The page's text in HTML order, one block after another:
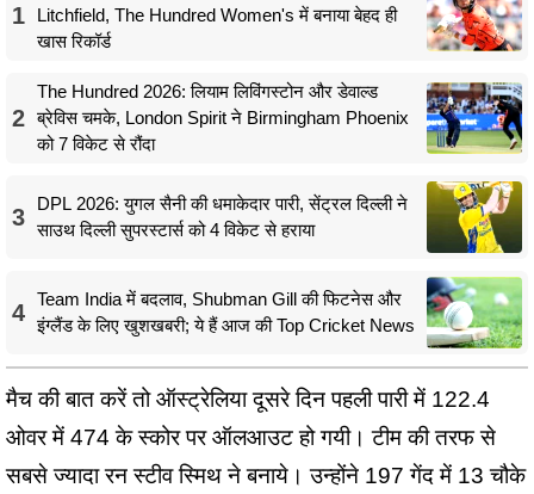
1
Litchfield, The Hundred Women's में बनाया बेहद ही
खास रिकॉर्ड
2
The Hundred 2026: लियाम लिविंगस्टोन और डेवाल्ड
ब्रेविस चमके, London Spirit ने Birmingham Phoenix
को 7 विकेट से रौंदा
3
DPL 2026: युगल सैनी की धमाकेदार पारी, सेंट्रल दिल्ली ने
साउथ दिल्ली सुपरस्टार्स को 4 विकेट से हराया
4
Team India में बदलाव, Shubman Gill की फिटनेस और
इंग्लैंड के लिए खुशखबरी; ये हैं आज की Top Cricket News
मैच की बात करें तो ऑस्ट्रेलिया दूसरे दिन पहली पारी में 122.4
ओवर में 474 के स्कोर पर ऑलआउट हो गयी। टीम की तरफ से
सबसे ज्यादा रन स्टीव स्मिथ ने बनाये। उन्होंने 197 गेंद में 13 चौके